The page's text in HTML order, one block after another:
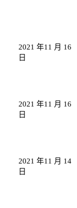
2021 年11 月 16
日
2021 年11 月 16
日
2021 年11 月 14
日